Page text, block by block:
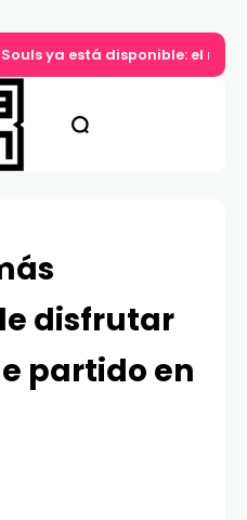
Souls ya está disponible: el
disfrutar
partido en